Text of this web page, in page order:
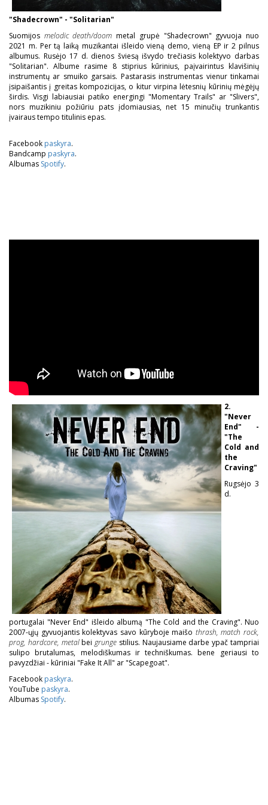
"Shadecrown" - "Solitarian"
Suomijos melodic death/doom metal grupė "Shadecrown" gyvuoja nuo
2021 m. Per tą laiką muzikantai išleido vieną demo, vieną EP ir 2 pilnus
albumus. Rusėjo 17 d. dienos šviesą išvydo trečiasis kolektyvo darbas
"Solitarian". Albume rasime 8 stiprius kūrinius, paįvairintus klavišinių
instrumentų ar smuiko garsais. Pastarasis instrumentas vienur tinkamai
įsipaišantis į greitas kompozicijas, o kitur virpina lėtesnių kūrinių mėgėjų
širdis. Visgi labiausiai patiko energingi "Momentary Trails" ar "Slivers",
nors muzikiniu požiūriu pats įdomiausias, net 15 minučių trunkantis
įvairaus tempo titulinis epas.
Facebook paskyra.
Bandcamp paskyra.
Albumas Spotify.
2.
"Never
End" -
"The
Cold and
the
Craving"
Rugsėjo 3
d.
portugalai "Never End" išleido albumą "The Cold and the Craving". Nuo
2007-ųjų gyvuojantis kolektyvas savo kūryboje maišo thrash, match rock,
prog, hardcore, metalbeigrunge stilius. Naujausiame darbe ypač tampriai
sulipo brutalumas, melodiškumas ir techniškumas. bene geriausi to
pavyzdžiai - kūriniai "Fake It All" ar "Scapegoat".
Facebook paskyra.
YouTube paskyra.
Albumas Spotify.